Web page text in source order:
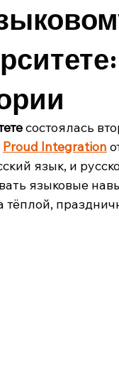
состоялась
Proud Integration
язык, и
языковые
тёплой,